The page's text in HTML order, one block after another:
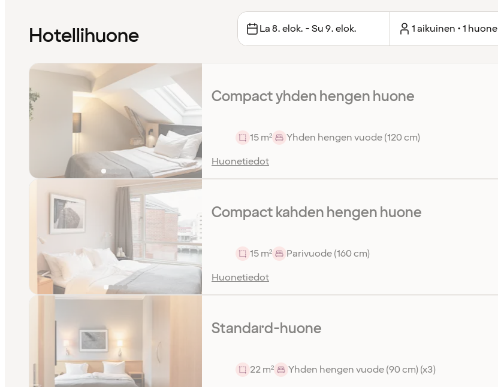
Hotellihuone La 8. elok. - Su 9. elok. 1 aikuinen • 1 huone
Compact yhden hengen huone
15 m²
Yhden hengen vuode (120 cm)
Huonetiedot
Compact kahden hengen huone
15 m²
Parivuode (160 cm)
Huonetiedot
Standard-huone
22 m²
Yhden hengen vuode (90 cm) (x3)